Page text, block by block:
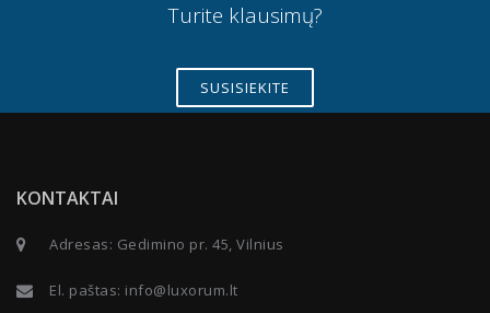
Turite klausimų?
SUSISIEKITE
KONTAKTAI
Adresas: Gedimino pr. 45, Vilnius
El. paštas: info@luxorum.lt